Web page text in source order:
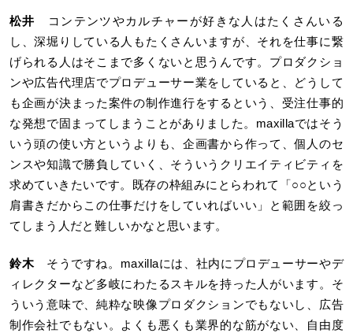
松井
コンテンツやカルチャーが好きな人はたくさんいる
し、深堀りしている人もたくさんいますが、それを仕事に繋
げられる人はそこまで多くないと思うんです。プロダクショ
ンや広告代理店でプロデューサー業をしていると、どうして
も企画が決まった案件の制作進行をするという、受注仕事的
な発想で固まってしまうことがありました。maxillaではそう
いう頭の使い方というよりも、企画書から作って、個人のセ
ンスや知識で勝負していく、そういうクリエイティビティを
求めていきたいです。既存の枠組みにとらわれて「○○という
肩書きだからこの仕事だけをしていればいい」と範囲を絞っ
てしまう人だと難しいかなと思います。
鈴木そうですね。maxillaには、社内にプロデューサーやデ
ィレクターなど多岐にわたるスキルを持った人がいます。そ
ういう意味で、純粋な映像プロダクションでもないし、広告
制作会社でもない。よくも悪くも業界的な筋がない、自由度